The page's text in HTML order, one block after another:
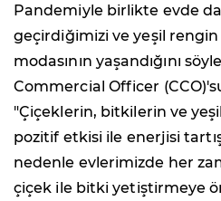
Pandemiyle birlikte evde
geçirdiğimizi ve yeşil
modasının yaşandığını
Commercial Officer
"Çiçeklerin, bitkilerin ve
pozitif etkisi ile enerjisi
nedenle evlerimizde her
çiçek ile bitki yetiştirmeye